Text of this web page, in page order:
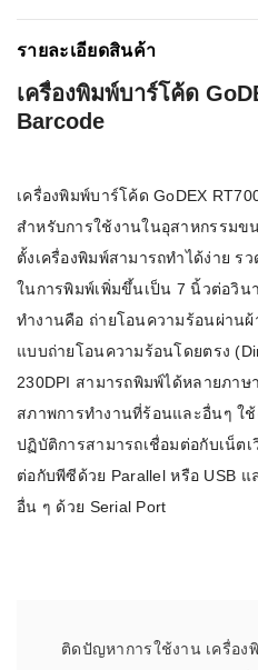
รายละเอียดสินค้า
เครื่องพิมพ์บาร์โค้ด
Barcode
เครื่องพิมพ์บาร์โค้ด GoDEX
สำหรับการใช้งานในอุสาหกรรม
ตั้งเครื่องพิมพ์สามารถทำได้ง่าย ร
ในการพิมพ์เพิ่มขึ้นเป็น 7 นิ้วต่อวิน
ทำงานคือ ถ่ายโอนความร้อนผ่าน
แบบถ่ายโอนความร้อนโดยตรง
230DPI สามารถพิมพ์ได้หลายภา
สภาพการทำงานที่ร้อนและอื่นๆ ใ
ปฏิบัติการสามารถเชื่อมต่อกับเน็ต
ต่อกับพีซีด้วย Parallel หรือ USB
อื่น ๆ ด้วย Serial Port
ติดปัญหาการใช้งาน เครื่อง